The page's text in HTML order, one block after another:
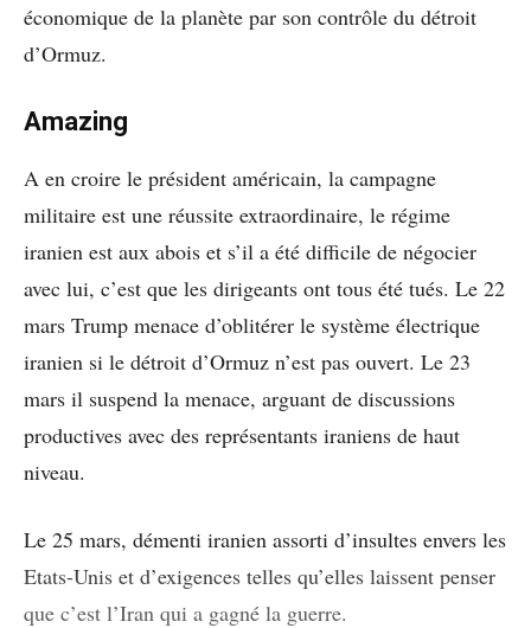
économique de la planète par son contrôle du détroit
d’Ormuz.
Amazing
A en croire le président américain, la campagne
militaire est une réussite extraordinaire, le régime
iranien est aux abois et s’il a été difficile de négocier
avec lui, c’est que les dirigeants ont tous été tués. Le 22
mars Trump menace d’oblitérer le système électrique
iranien si le détroit d’Ormuz n’est pas ouvert. Le 23
mars il suspend la menace, arguant de discussions
productives avec des représentants iraniens de haut
niveau.
Le 25 mars, démenti iranien assorti d’insultes envers les
Etats-Unis et d’exigences telles qu’elles laissent penser
que c’est l’Iran qui a gagné la guerre.